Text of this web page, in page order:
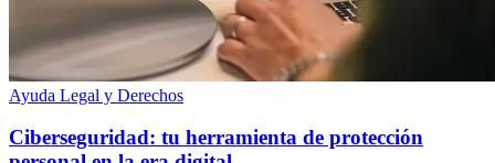
Ayuda Legal y Derechos
Ciberseguridad: tu herramienta de protección